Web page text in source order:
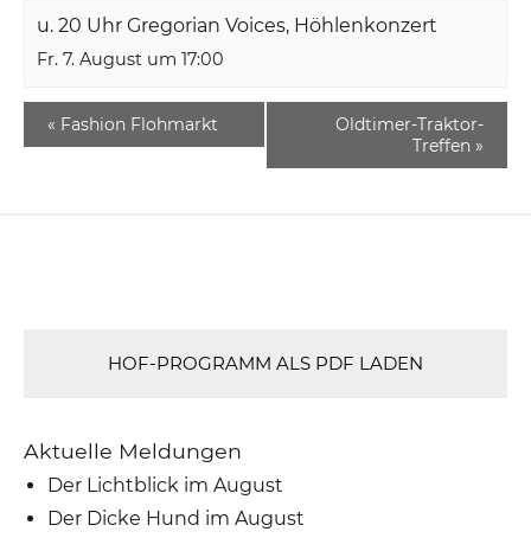
u. 20 Uhr Gregorian Voices, Höhlenkonzert
Fr. 7. August um 17:00
« Fashion Flohmarkt
Oldtimer-Traktor-
Treffen »
HOF-PROGRAMM ALS PDF LADEN
Aktuelle Meldungen
Der Lichtblick im August
Der Dicke Hund im August